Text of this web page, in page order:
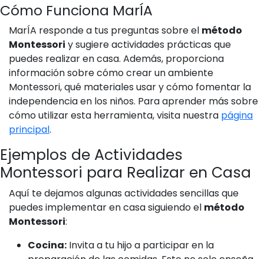
Cómo Funciona MarÍA
MarÍA responde a tus preguntas sobre el método
Montessori y sugiere actividades prácticas que
puedes realizar en casa. Además, proporciona
información sobre cómo crear un ambiente
Montessori, qué materiales usar y cómo fomentar la
independencia en los niños. Para aprender más sobre
cómo utilizar esta herramienta, visita nuestra página
principal.
Ejemplos de Actividades
Montessori para Realizar en Casa
Aquí te dejamos algunas actividades sencillas que
puedes implementar en casa siguiendo el método
Montessori:
Cocina: Invita a tu hijo a participar en la